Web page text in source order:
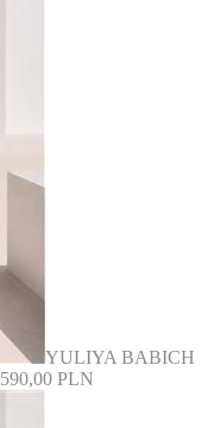
YULIYA BABICH
590,00 PLN